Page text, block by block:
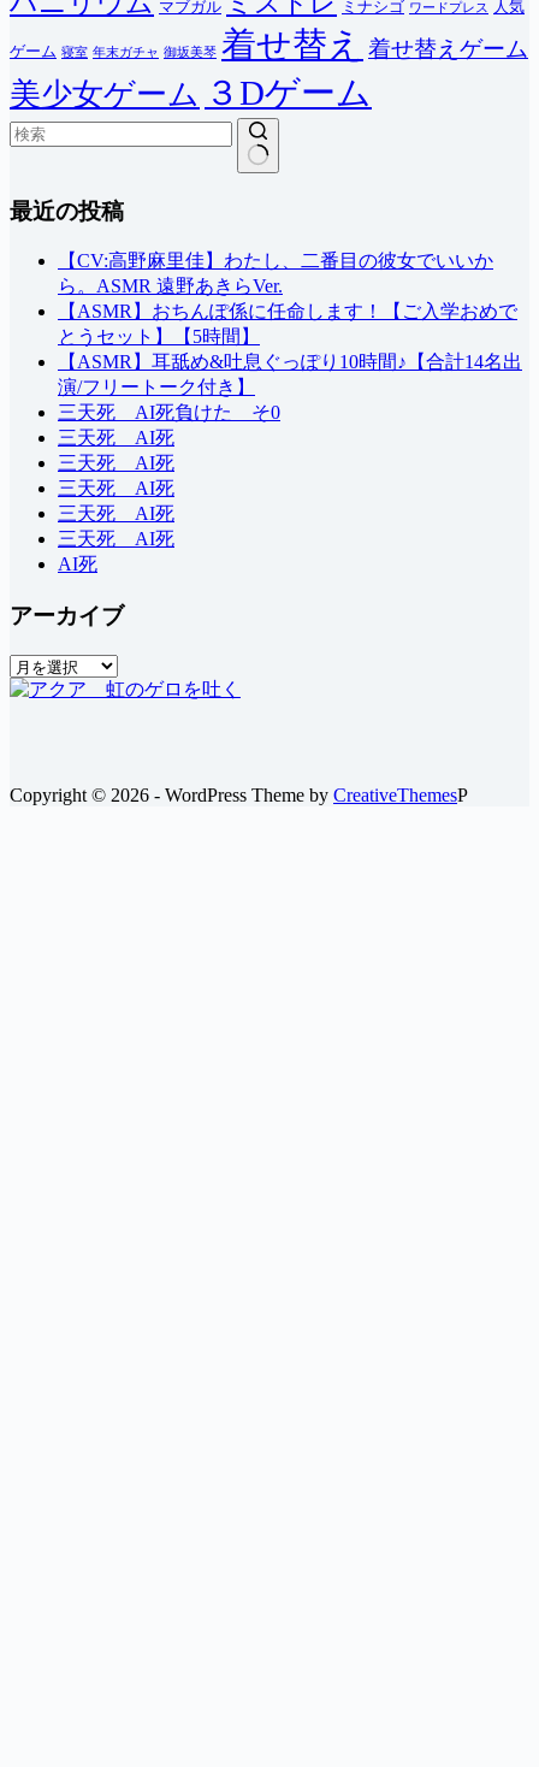
マブガル ミナシゴ ワードプレス 人気
ゲーム 寝室 年末ガチャ 御坂美琴 着せ替え 着せ替えゲーム
美少女ゲーム ３Dゲーム
果
最近の投稿
【CV:高野麻里佳】わたし、二番目の彼女でいいか
ら。ASMR 遠野あきらVer.
【ASMR】おちんぽ係に任命します！【ご入学おめで
とうセット】【5時間】
【ASMR】耳舐め&吐息ぐっぽり10時間♪【合計14名出
演/フリートーク付き】
三天死 AI死負けた そ0
三天死 AI死
三天死 AI死
三天死 AI死
三天死 AI死
三天死 AI死
AI死
アーカイブ
ア
ー
Copyright © 2026 - WordPress Theme by CreativeThemesP